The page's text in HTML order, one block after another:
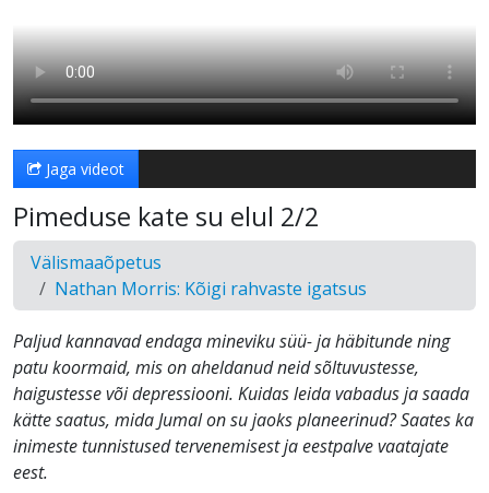
Jaga videot
Pimeduse kate su elul 2/2
Välismaaõpetus
Nathan Morris: Kõigi rahvaste igatsus
Paljud kannavad endaga mineviku süü- ja häbitunde ning
patu koormaid, mis on aheldanud neid sõltuvustesse,
haigustesse või depressiooni. Kuidas leida vabadus ja saada
kätte saatus, mida Jumal on su jaoks planeerinud? Saates ka
inimeste tunnistused tervenemisest ja eestpalve vaatajate
eest.